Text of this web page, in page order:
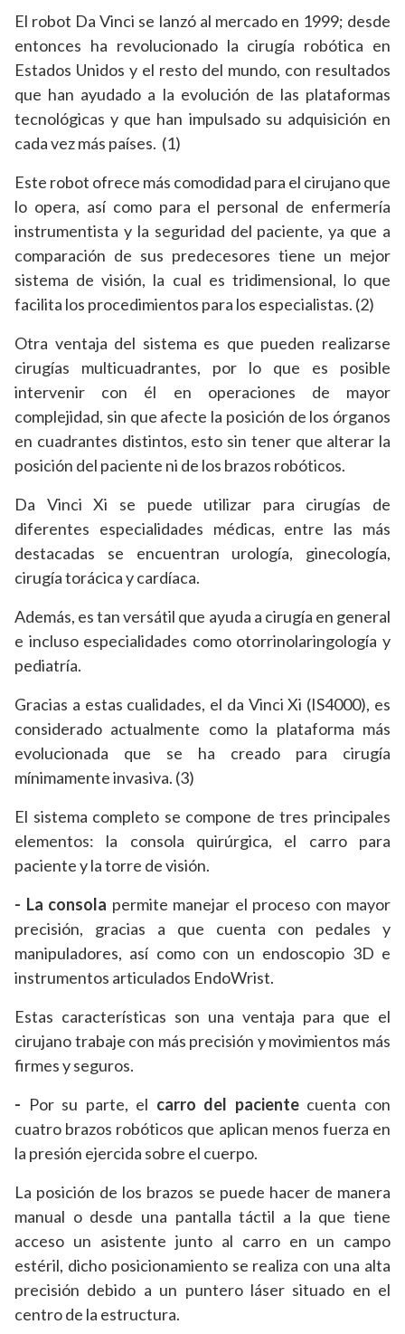
El robot Da Vinci se lanzó al mercado en 1999; desde
entonces ha revolucionado la cirugía robótica en
Estados Unidos y el resto del mundo, con resultados
que han ayudado a la evolución de las plataformas
tecnológicas y que han impulsado su adquisición en
cada vez más países. (1)
Este robot ofrece más comodidad para el cirujano que
lo opera, así como para el personal de enfermería
instrumentista y la seguridad del paciente, ya que a
comparación de sus predecesores tiene un mejor
sistema de visión, la cual es tridimensional, lo que
facilita los procedimientos para los especialistas. (2)
Otra ventaja del sistema es que pueden realizarse
cirugías multicuadrantes, por lo que es posible
intervenir con él en operaciones de mayor
complejidad, sin que afecte la posición de los órganos
en cuadrantes distintos, esto sin tener que alterar la
posición del paciente ni de los brazos robóticos.
Da Vinci Xi se puede utilizar para cirugías de
diferentes especialidades médicas, entre las más
destacadas se encuentran urología, ginecología,
cirugía torácica y cardíaca.
Además, es tan versátil que ayuda a cirugía en general
e incluso especialidades como otorrinolaringología y
pediatría.
Gracias a estas cualidades, el da Vinci Xi (IS4000), es
considerado actualmente como la plataforma más
evolucionada que se ha creado para cirugía
mínimamente invasiva. (3)
El sistema completo se compone de tres principales
elementos: la consola quirúrgica, el carro para
paciente y la torre de visión.
- La consola permite manejar el proceso con mayor
precisión, gracias a que cuenta con pedales y
manipuladores, así como con un endoscopio 3D e
instrumentos articulados EndoWrist.
Estas características son una ventaja para que el
cirujano trabaje con más precisión y movimientos más
firmes y seguros.
- Por su parte, el carro del pacientecuenta con
cuatro brazos robóticos que aplican menos fuerza en
la presión ejercida sobre el cuerpo.
La posición de los brazos se puede hacer de manera
manual o desde una pantalla táctil a la que tiene
acceso un asistente junto al carro en un campo
estéril, dicho posicionamiento se realiza con una alta
precisión debido a un puntero láser situado en el
centro de la estructura.